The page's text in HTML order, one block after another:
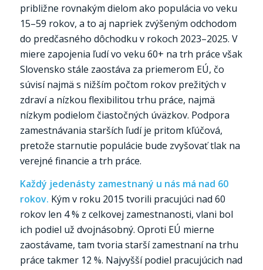
približne rovnakým dielom ako populácia vo veku
15–59 rokov, a to aj napriek zvýšeným odchodom
do predčasného dôchodku v rokoch 2023–2025. V
miere zapojenia ľudí vo veku 60+ na trh práce však
Slovensko stále zaostáva za priemerom EÚ, čo
súvisí najmä s nižším počtom rokov prežitých v
zdraví a nízkou flexibilitou trhu práce, najmä
nízkym podielom čiastočných úväzkov. Podpora
zamestnávania starších ľudí je pritom kľúčová,
pretože starnutie populácie bude zvyšovať tlak na
verejné financie a trh práce.
Každý jedenásty zamestnaný u nás má nad 60
rokov. Kým v roku 2015 tvorili pracujúci nad 60
rokov len 4 % z celkovej zamestnanosti, vlani bol
ich podiel už dvojnásobný. Oproti EÚ mierne
zaostávame, tam tvoria starší zamestnaní na trhu
práce takmer 12 %. Najvyšší podiel pracujúcich nad